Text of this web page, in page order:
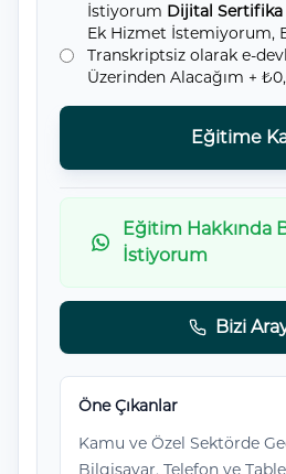
İstiyorum Dijital Sertifika
Ek Hizmet İstemiyorum,
Transkriptsiz olarak e-
Üzerinden Alacağım +
Eğitime
Eğitim Hakkında
İstiyorum
Bizi
Öne Çıkanlar
Kamu ve Özel Sektörde
Bilgisayar, Telefon ve